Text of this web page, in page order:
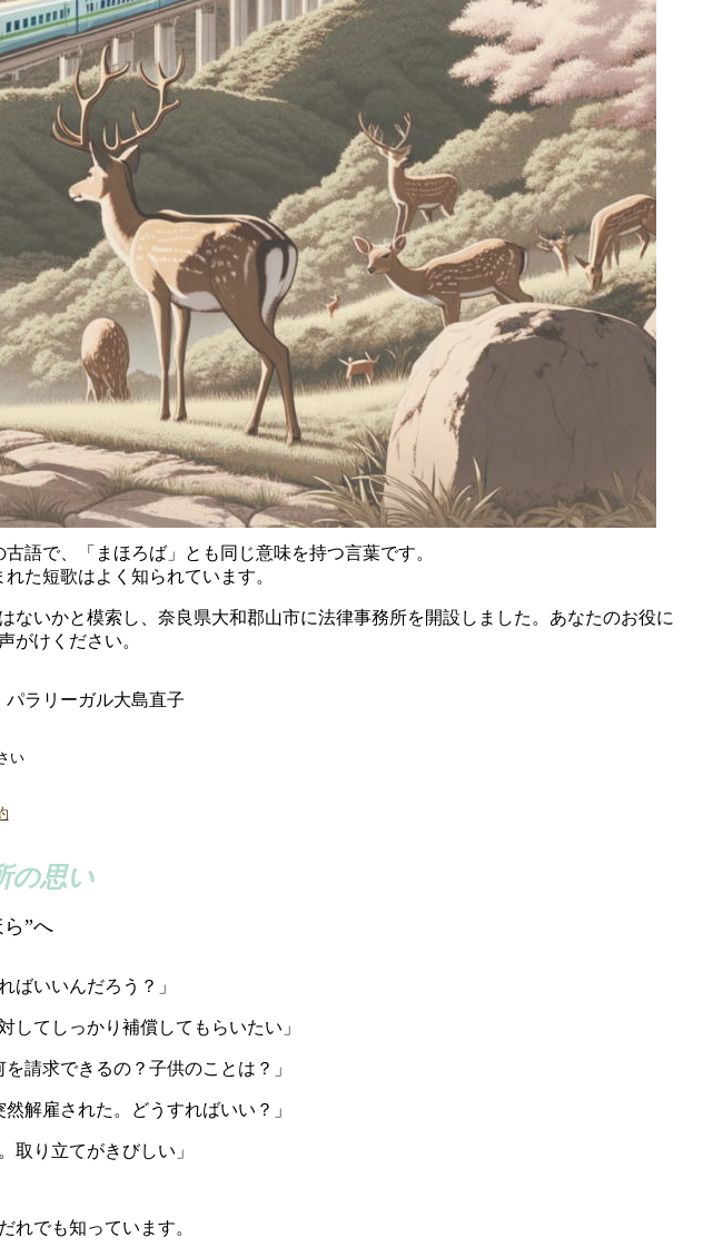
語で、「まほろば」とも同じ意味を持つ言葉です。
た短歌はよく知られています。
いかと模索し、奈良県大和郡山市に法律事務所を開設しました。あなたのお役に
がけください。
ラリーガル大島直子
い
の思い
”へ
ばいいんだろう？」
してしっかり補償してもらいたい」
請求できるの？子供のことは？」
解雇された。どうすればいい？」
取り立てがきびしい」
れでも知っています。